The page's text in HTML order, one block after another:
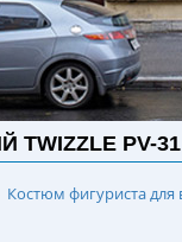
PV-31
Костюм фигуриста для